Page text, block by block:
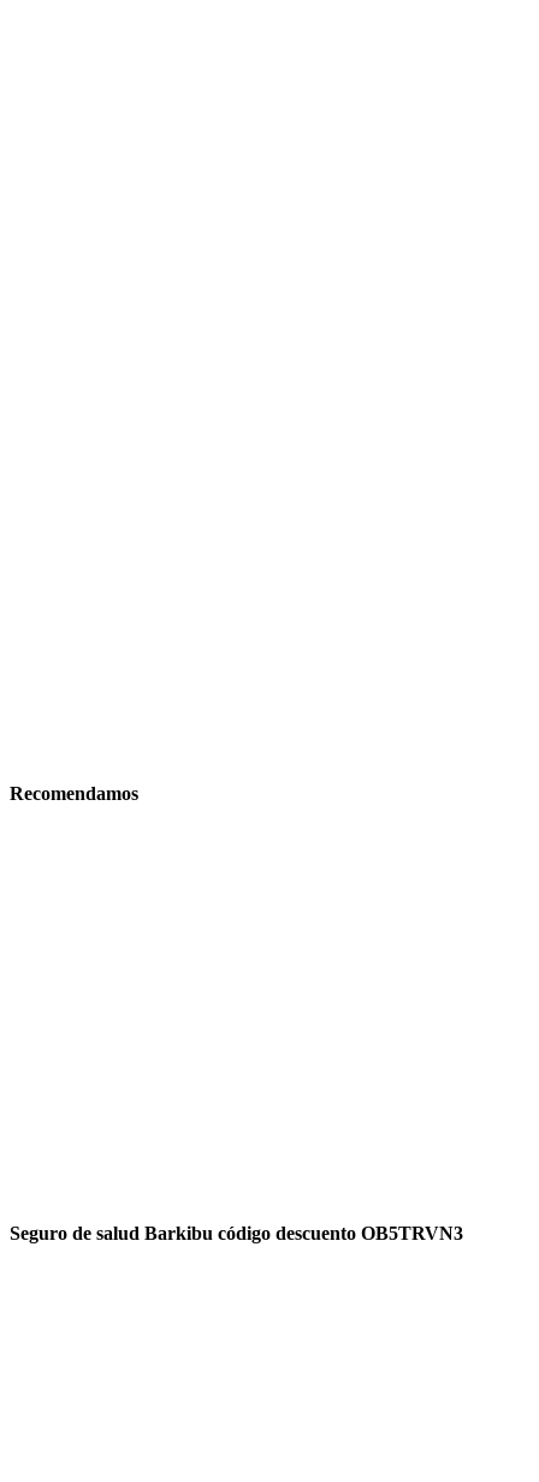
Recomendamos
Seguro de salud Barkibu código descuento OB5TRVN3